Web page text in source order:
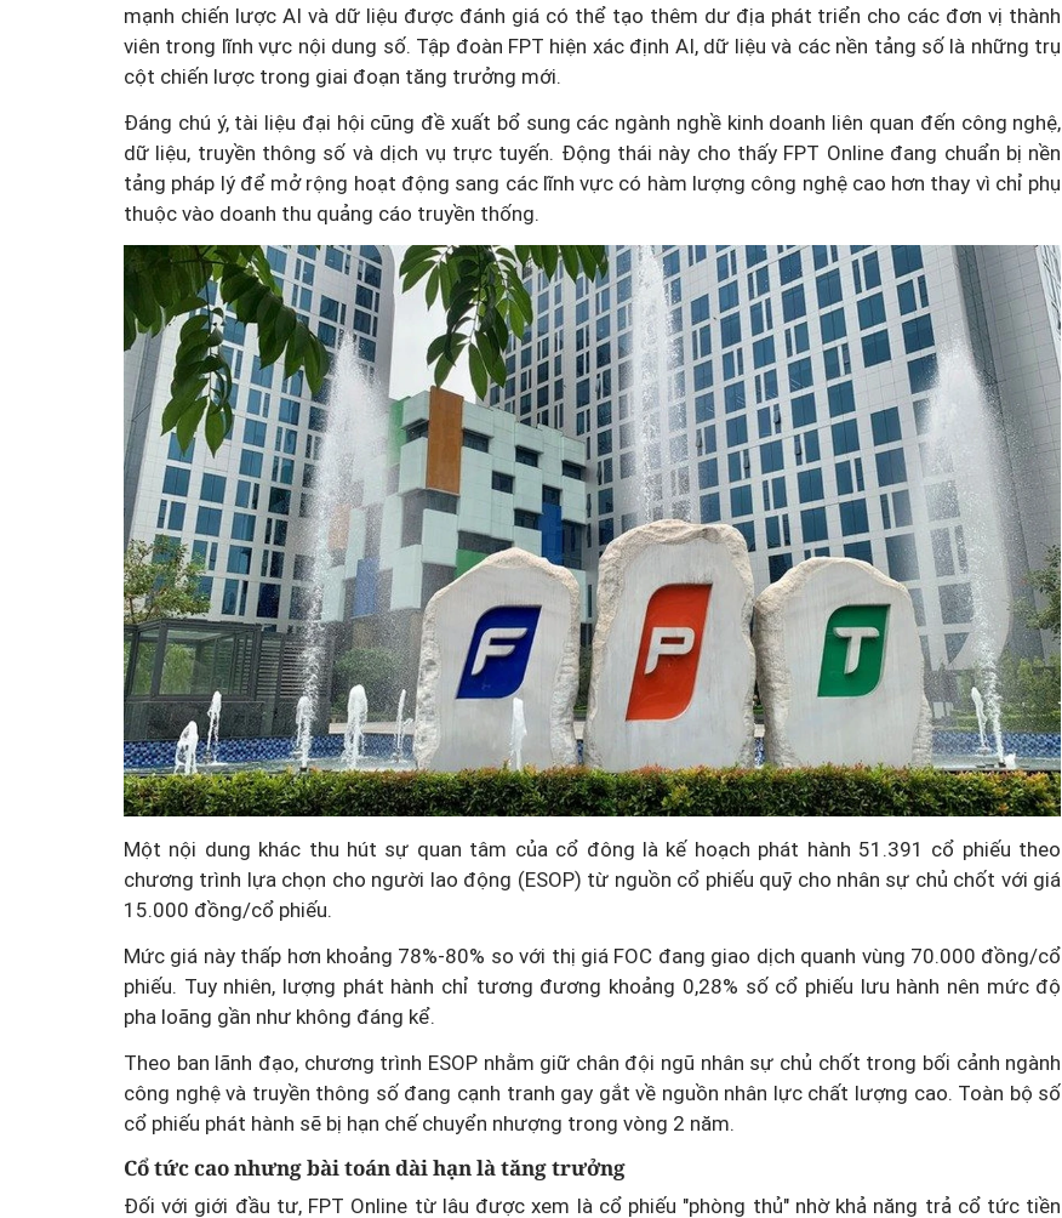
mạnh chiến lược AI và dữ liệu được đánh giá có thể tạo thêm dư địa phát triển cho các đơn vị thành
viên trong lĩnh vực nội dung số. Tập đoàn FPT hiện xác định AI, dữ liệu và các nền tảng số là những trụ
cột chiến lược trong giai đoạn tăng trưởng mới.
Đáng chú ý, tài liệu đại hội cũng đề xuất bổ sung các ngành nghề kinh doanh liên quan đến công nghệ,
dữ liệu, truyền thông số và dịch vụ trực tuyến. Động thái này cho thấy FPT Online đang chuẩn bị nền
tảng pháp lý để mở rộng hoạt động sang các lĩnh vực có hàm lượng công nghệ cao hơn thay vì chỉ phụ
thuộc vào doanh thu quảng cáo truyền thống.
Một nội dung khác thu hút sự quan tâm của cổ đông là kế hoạch phát hành 51.391 cổ phiếu theo
chương trình lựa chọn cho người lao động (ESOP) từ nguồn cổ phiếu quỹ cho nhân sự chủ chốt với giá
15.000 đồng/cổ phiếu.
Mức giá này thấp hơn khoảng 78%-80% so với thị giá FOC đang giao dịch quanh vùng 70.000 đồng/cổ
phiếu. Tuy nhiên, lượng phát hành chỉ tương đương khoảng 0,28% số cổ phiếu lưu hành nên mức độ
pha loãng gần như không đáng kể.
Theo ban lãnh đạo, chương trình ESOP nhằm giữ chân đội ngũ nhân sự chủ chốt trong bối cảnh ngành
công nghệ và truyền thông số đang cạnh tranh gay gắt về nguồn nhân lực chất lượng cao. Toàn bộ số
cổ phiếu phát hành sẽ bị hạn chế chuyển nhượng trong vòng 2 năm.
Cổ tức cao nhưng bài toán dài hạn là tăng trưởng
Đối với giới đầu tư, FPT Online từ lâu được xem là cổ phiếu "phòng thủ" nhờ khả năng trả cổ tức tiền